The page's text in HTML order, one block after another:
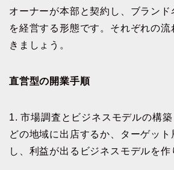
オーナーが本部と契約し、ブラン
を経営する形態です。それぞれの流
きましょう。
直営型の開業手順
1. 市場調査とビジネスモデルの構築
どの地域に出店するか、ターゲッ
し、利益が出るビジネスモデルを作